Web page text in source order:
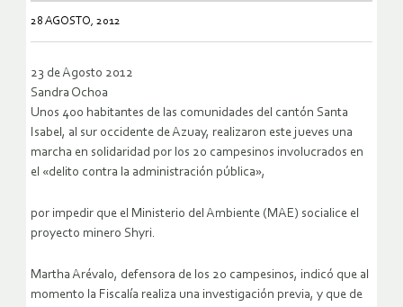
28 AGOSTO, 2012
23 de Agosto 2012
Sandra Ochoa
Unos 400 habitantes de las comunidades del cantón Santa
Isabel, al sur occidente de Azuay, realizaron este jueves una
marcha en solidaridad por los 20 campesinos involucrados en
el «delito contra la administración pública»,
por impedir que el Ministerio del Ambiente (MAE) socialice el
proyecto minero Shyri.
Martha Arévalo, defensora de los 20 campesinos, indicó que al
momento la Fiscalía realiza una investigación previa, y que de